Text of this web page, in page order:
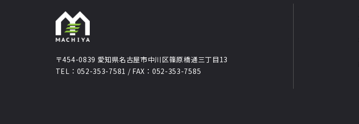
〒454-0839 愛知県名古屋市中川区篠原橋通三丁目13
TEL：052-353-7581 / FAX：052-353-7585